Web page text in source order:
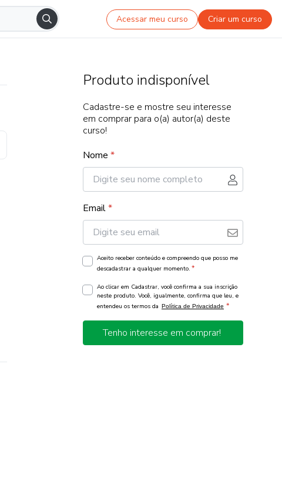
Acessar meu curso Criar um curso
Produto indisponível
Cadastre-se e mostre seu interesse
em comprar para o(a) autor(a) deste
curso!
Nome *
Email*
Aceito receber conteúdo e compreendo que posso me
descadastrar a qualquer momento. *
Ao clicar em Cadastrar, você confirma a sua inscrição
neste produto. Você, igualmente, confirma que leu, e
entendeu os termos da Política de Privacidade *
Tenho interesse em comprar!